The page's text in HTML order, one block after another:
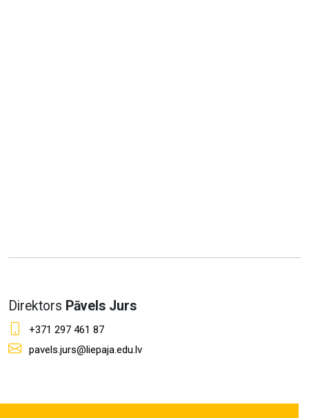
Direktors Pāvels Jurs
+371 297 461 87
pavels.jurs@liepaja.edu.lv